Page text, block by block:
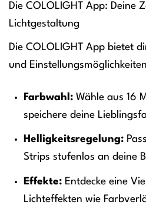
Die COLOLIGHT App: Deine
Lichtgestaltung
Die COLOLIGHT App bietet
und
Farbwahl:Wähle aus 16
speichere deine
Helligkeitsregelung:
Strips stufenlos an deine
Effekte:Entdecke eine
Lichteffekten wie